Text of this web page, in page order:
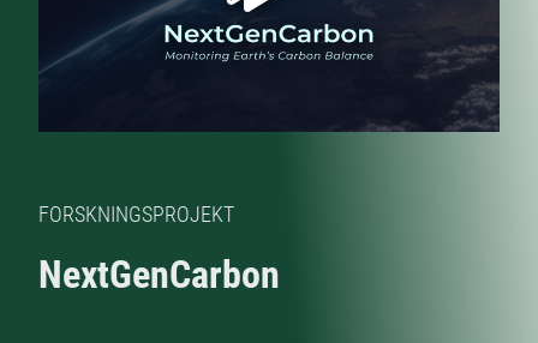
FORSKNINGSPROJEKT
NextGenCarbon